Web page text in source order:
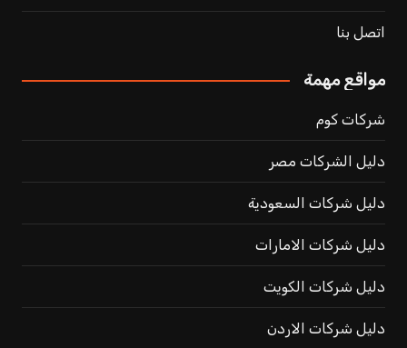
اتصل بنا
مواقع مهمة
شركات كوم
دليل الشركات مصر
دليل شركات السعودية
دليل شركات الامارات
دليل شركات الكويت
دليل شركات الاردن